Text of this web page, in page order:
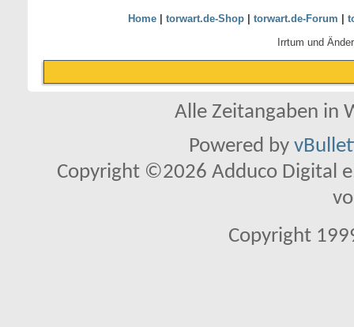
Home| torwart.de-Shop| torwart.de-Forum |
Irrtum und
Alle Zeitangaben in
Powered by
Copyright ©2026 Adduco Digital
Copyright